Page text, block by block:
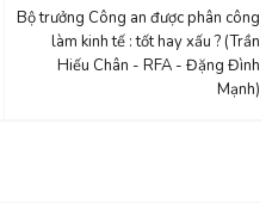
Bộ trưởng Công an được phân công
làm kinh tế : tốt hay xấu ? (Trần
Hiếu Chân - RFA - Đặng Đình
Mạnh)